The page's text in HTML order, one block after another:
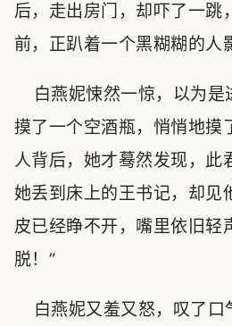
后，走出房门，却吓了一跳
前，正趴着一个黑糊糊的人
白燕妮悚然一惊，以为是
摸了一个空酒瓶，悄悄地摸
人背后，她才蓦然发现，此
她丢到床上的王书记，却见
皮已经睁不开，嘴里依旧轻
脱！”
白燕妮又羞又怒，叹了口